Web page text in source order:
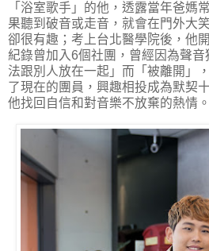
「浴室歌手」的他，透露當年爸媽
果聽到破音或走音，就會在門外大
卻很有趣；考上台北醫學院後，他
紀錄曾加入6個社團，曾經因為聲
法跟別人放在一起」而「被離開」
了現在的團員，興趣相投成為默契
他找回自信和對音樂不放棄的熱情。